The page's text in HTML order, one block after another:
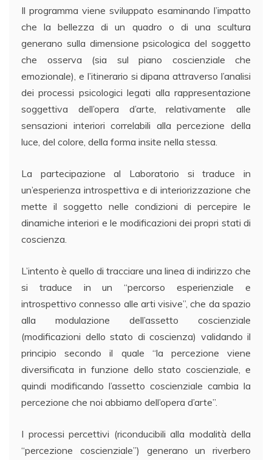
Il programma viene sviluppato esaminando l’impatto
che la bellezza di un quadro o di una scultura
generano sulla dimensione psicologica del soggetto
che osserva (sia sul piano coscienziale che
emozionale), e l’itinerario si dipana attraverso l’analisi
dei processi psicologici legati alla rappresentazione
soggettiva dell’opera d’arte, relativamente alle
sensazioni interiori correlabili alla percezione della
luce, del colore, della forma insite nella stessa.
La partecipazione al Laboratorio si traduce in
un’esperienza introspettiva e di interiorizzazione che
mette il soggetto nelle condizioni di percepire le
dinamiche interiori e le modificazioni dei propri stati di
coscienza.
L’intento è quello di tracciare una linea di indirizzo che
si traduce in un “percorso esperienziale e
introspettivo connesso alle arti visive”, che da spazio
alla modulazione dell’assetto coscienziale
(modificazioni dello stato di coscienza) validando il
principio secondo il quale “la percezione viene
diversificata in funzione dello stato coscienziale, e
quindi modificando l’assetto coscienziale cambia la
percezione che noi abbiamo dell’opera d’arte”.
I processi percettivi (riconducibili alla modalità della
“percezione coscienziale”) generano un riverbero